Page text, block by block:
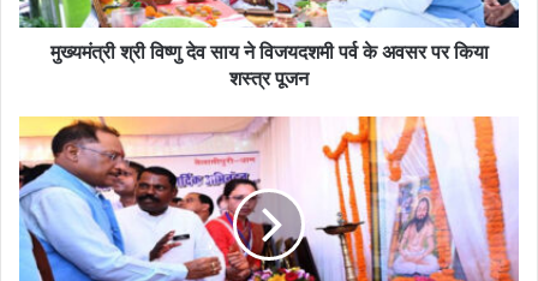
मुख्यमंत्री श्री विष्णु देव साय ने विजयदशमी पर्व के अवसर पर किया
शस्त्र पूजन